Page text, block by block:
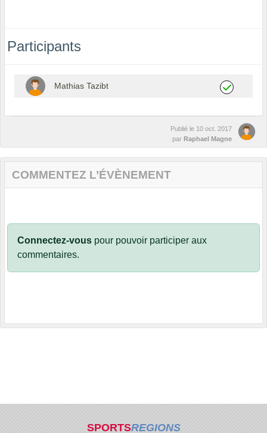
Participants
Mathias Tazibt
Publié le 10 oct. 2017
par Raphael Magne
COMMENTEZ L’ÉVÈNEMENT
Connectez-vous pour pouvoir participer aux
commentaires.
SPORTSREGIONS